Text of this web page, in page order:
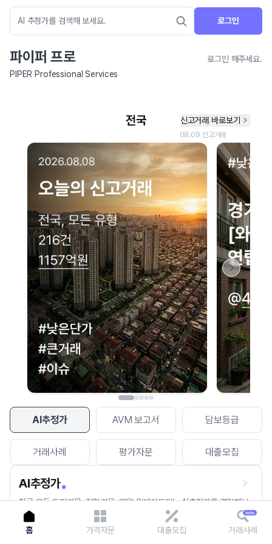
로그인
파이퍼 프로
로그인 해주세요.
PIPER Professional Services
AI추정가 AVM 보고서 담보등급
거래사례 평가자문 대출모집
AI추정가
전국 모든 토지건물, 집합건물, 매월 업데이트되는 AI추정가를 경험해보
세요.
네이버 지도 연결 안내
현재 네이버 지도 연결이 원활하지 않아 지도를 불러올 수 없습니다.
이용에 불편을 드려 죄송합니다.
다시 시도
홈 가격자문 대출모집 거래사례